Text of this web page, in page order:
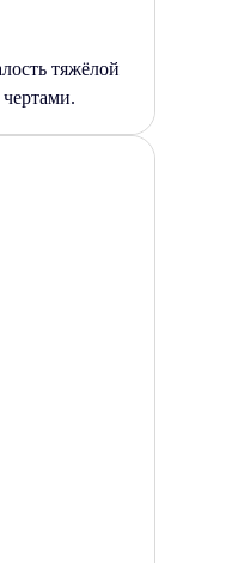
тяжёлой